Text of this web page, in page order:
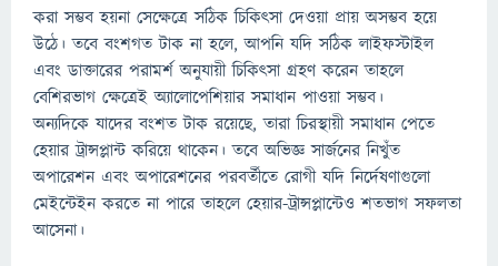
করা সম্ভব হয়না সেক্ষেত্রে সঠিক চিকিৎসা দেওয়া প্রায় অসম্ভব হয়ে
উঠে। তবে বংশগত টাক না হলে, আপনি যদি সঠিক লাইফস্টাইল
এবং ডাক্তারের পরামর্শ অনুযায়ী চিকিৎসা গ্রহণ করেন তাহলে
বেশিরভাগ ক্ষেত্রেই অ্যালোপেশিয়ার সমাধান পাওয়া সম্ভব।
অন্যদিকে যাদের বংশত টাক রয়েছে, তারা চিরস্থায়ী সমাধান পেতে
হেয়ার ট্রান্সপ্লান্ট করিয়ে থাকেন। তবে অভিজ্ঞ সার্জনের নিখুঁত
অপারেশন এবং অপারেশনের পরবর্তীতে রোগী যদি নির্দেষণাগুলো
মেইন্টেইন করতে না পারে তাহলে হেয়ার-ট্রান্সপ্লান্টেও শতভাগ সফলতা
আসেনা।